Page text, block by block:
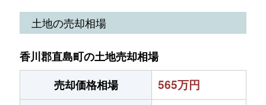
土地の売却相場
香川郡直島町の土地売却相場
売却価格相場
565万円